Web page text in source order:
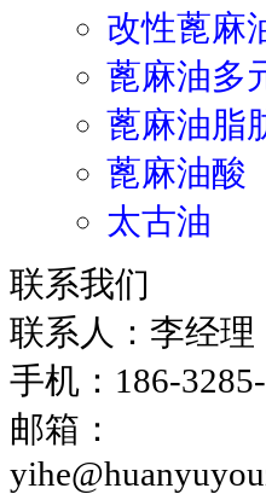
改性蓖麻
蓖麻油多
蓖麻油脂
蓖麻油酸
太古油
联系我们
联系人：李经理
手机：186-
邮箱：